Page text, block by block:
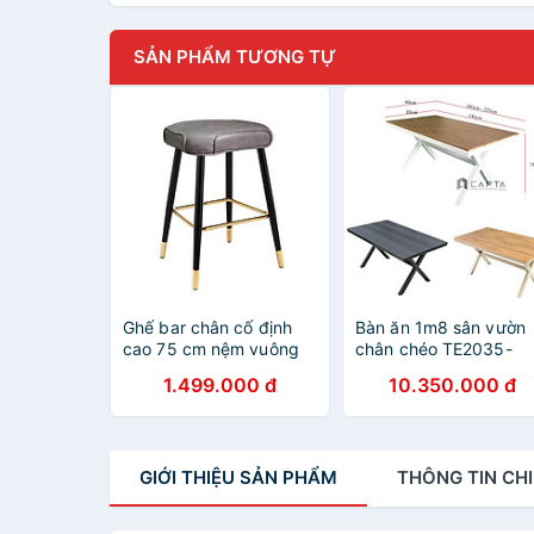
SẢN PHẨM TƯƠNG TỰ
Ghế bar chân cố định
cao 75 cm nệm vuông
dành cho quán bar ,
cafe gia đình hàng nhập
1.499.000 đ
Bàn ăn 1m8 sân vườn
chân chéo TE2035-
Bàn ăn tiệc sân thượng
ngoài trời mặt gỗ nhựa
10.350.000 đ
GIỚI THIỆU SẢN PHẨM THÔNG TIN